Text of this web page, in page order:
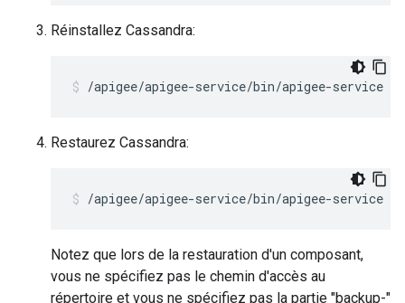
Réinstallez Cassandra:
/apigee/apigee-service/bin/apigee-service
Restaurez Cassandra:
/apigee/apigee-service/bin/apigee-service
Notez que lors de la restauration d'un composant,
vous ne spécifiez pas le chemin d'accès au
répertoire et vous ne spécifiez pas la partie "backup-"